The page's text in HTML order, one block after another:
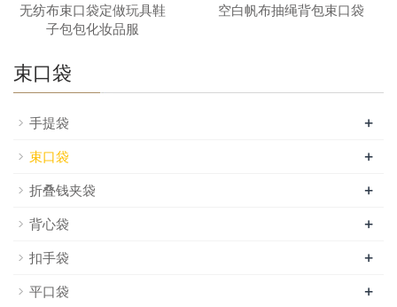
无纺布束口袋定做玩具鞋
子包包化妆品服
空白帆布抽绳背包束口袋
束口袋
手提袋 +
束口袋 +
折叠钱夹袋 +
背心袋 +
扣手袋 +
平口袋 +